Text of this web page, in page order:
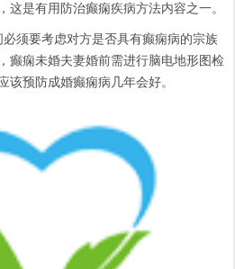
这是有用防治癫痫疾病方法内容之一。
须要考虑对方是否具有癫痫病的宗族
癫痫未婚夫妻婚前需进行脑电地形图检
该预防成婚癫痫病几年会好。